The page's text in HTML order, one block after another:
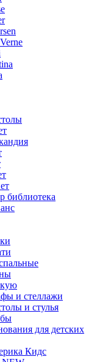
библиотека
и стеллажи
и стулья
для детских
Кидс